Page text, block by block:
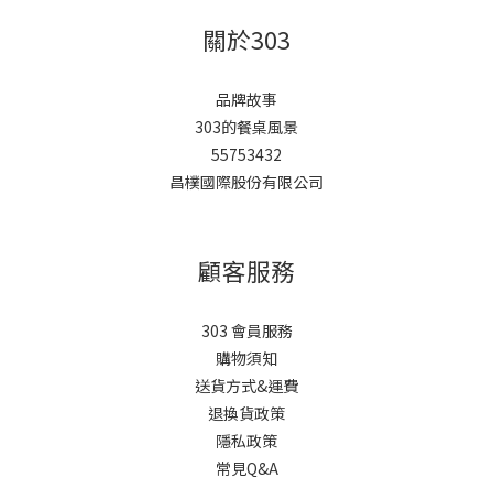
關於303
品牌故事
303的餐桌風景
55753432
昌樸國際股份有限公司
顧客服務
303 會員服務
購物須知
送貨方式&運費
退換貨政策
隱私政策
常見Q&A